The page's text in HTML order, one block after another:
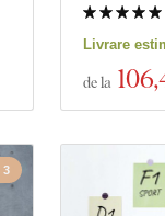
Livrare
de la 106
3